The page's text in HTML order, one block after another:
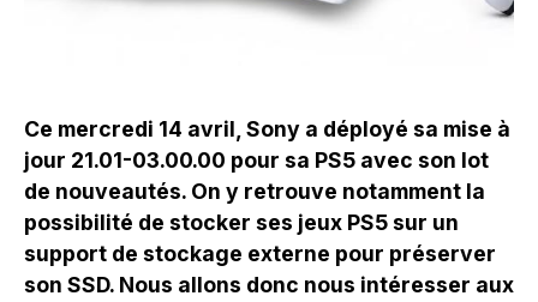
Ce mercredi 14 avril, Sony a déployé sa mise à
jour 21.01-03.00.00 pour sa PS5 avec son lot
de nouveautés. On y retrouve notamment la
possibilité de stocker ses jeux PS5 sur un
support de stockage externe pour préserver
son SSD. Nous allons donc nous intéresser aux